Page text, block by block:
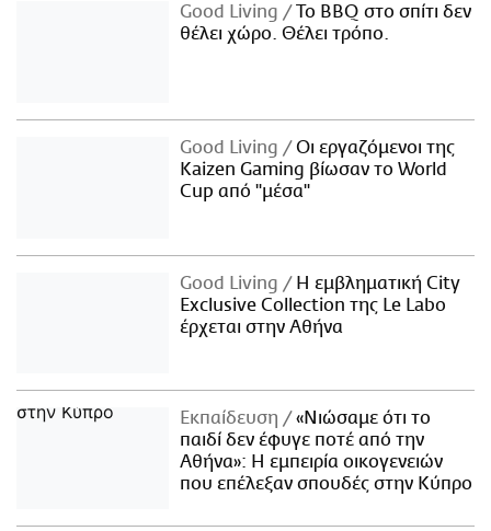
Good Living
Το BBQ στο σπίτι δεν
θέλει χώρο. Θέλει τρόπο.
Good Living
Οι εργαζόμενοι της
Kaizen Gaming βίωσαν το World
Cup από "μέσα"
Good Living
Η εμβληματική City
Exclusive Collection της Le Labo
έρχεται στην Αθήνα
Εκπαίδευση
«Νιώσαμε ότι το
παιδί δεν έφυγε ποτέ από την
Αθήνα»: Η εμπειρία οικογενειών
που επέλεξαν σπουδές στην Κύπρο